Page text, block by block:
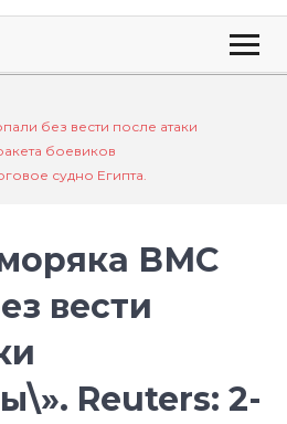
без вести после атаки
боевиков
судно Египта.
ВМС
вести
Reuters: 2-